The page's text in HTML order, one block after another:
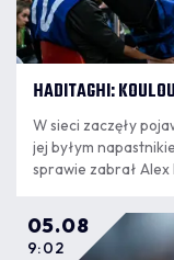
HADITAGHI:
W sieci zaczęły
jej byłym
sprawie zabrał
05.08
9:02